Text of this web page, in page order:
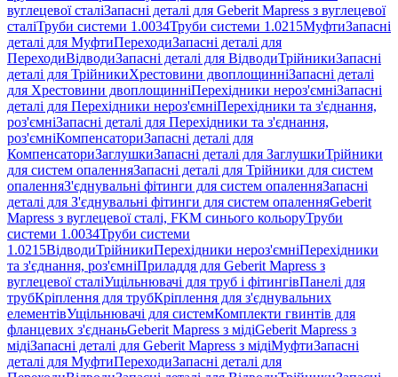
вуглецевої сталіЗапасні деталі для Geberit Mapress з вуглецевої
сталіТруби системи 1.0034Труби системи 1.0215МуфтиЗапасні
деталі для МуфтиПереходиЗапасні деталі для
ПереходиВідводиЗапасні деталі для ВідводиТрійникиЗапасні
деталі для ТрійникиХрестовини двоплощинніЗапасні деталі
для Хрестовини двоплощинніПерехідники нероз'ємніЗапасні
деталі для Перехідники нероз'ємніПерехідники та з'єднання,
роз'ємніЗапасні деталі для Перехідники та з'єднання,
роз'ємніКомпенсаториЗапасні деталі для
КомпенсаториЗаглушкиЗапасні деталі для ЗаглушкиТрійники
для систем опаленняЗапасні деталі для Трійники для систем
опаленняЗ'єднувальні фітинги для систем опаленняЗапасні
деталі для З'єднувальні фітинги для систем опаленняGeberit
Mapress з вуглецевої сталі, FKM синього кольоруТруби
системи 1.0034Труби системи
1.0215ВідводиТрійникиПерехідники нероз'ємніПерехідники
та з'єднання, роз'ємніПриладдя для Geberit Mapress з
вуглецевої сталіУщільнювачі для труб і фітингівПанелі для
трубКріплення для трубКріплення для з'єднувальних
елементівУщільнювачі для системКомплекти гвинтів для
фланцевих з'єднаньGeberit Mapress з мідіGeberit Mapress з
мідіЗапасні деталі для Geberit Mapress з мідіМуфтиЗапасні
деталі для МуфтиПереходиЗапасні деталі для